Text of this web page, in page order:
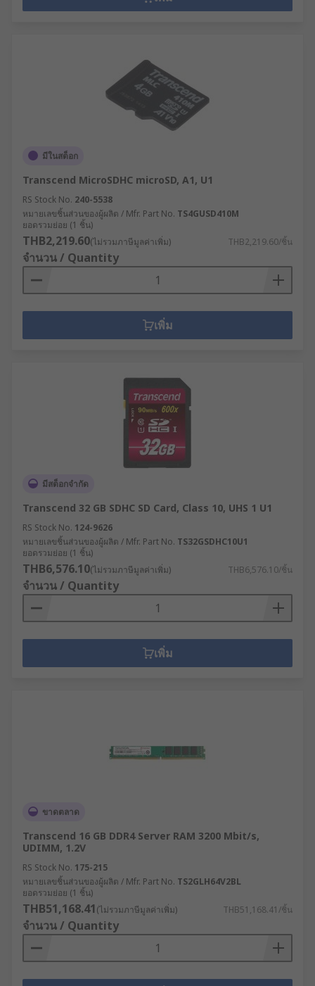
มีในสต็อก
Transcend MicroSDHC microSD, A1, U1
RS Stock No. 240-5538
หมายเลขชิ้นส่วนของผู้ผลิต / Mfr. Part No. TS4GUSD410M
ยอดรวมย่อย (1 ชิ้น)
THB2,219.60(ไม่รวมภาษีมูลค่าเพิ่ม) THB2,219.60/ชิ้น
จำนวน / Quantity
เพิ่ม
มีสต็อกจำกัด
Transcend 32 GB SDHC SD Card, Class 10, UHS 1 U1
RS Stock No. 124-9626
หมายเลขชิ้นส่วนของผู้ผลิต / Mfr. Part No. TS32GSDHC10U1
ยอดรวมย่อย (1 ชิ้น)
THB6,576.10(ไม่รวมภาษีมูลค่าเพิ่ม) THB6,576.10/ชิ้น
จำนวน / Quantity
เพิ่ม
ขาดตลาด
Transcend 16 GB DDR4 Server RAM 3200 Mbit/s,
UDIMM, 1.2V
RS Stock No. 175-215
หมายเลขชิ้นส่วนของผู้ผลิต / Mfr. Part No. TS2GLH64V2BL
ยอดรวมย่อย (1 ชิ้น)
THB51,168.41(ไม่รวมภาษีมูลค่าเพิ่ม) THB51,168.41/ชิ้น
จำนวน / Quantity